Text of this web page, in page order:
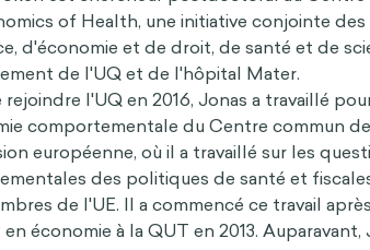
of Health, une initiative conjointe
d'économie et de droit, de santé et de
de l'UQ et de l'hôpital Mater.
l'UQ en 2016, Jonas a travaillé
comportementale du Centre commun
européenne, où il a travaillé sur les
des politiques de santé et
de l'UE. Il a commencé ce travail
économie à la QUT en 2013. Auparavant,